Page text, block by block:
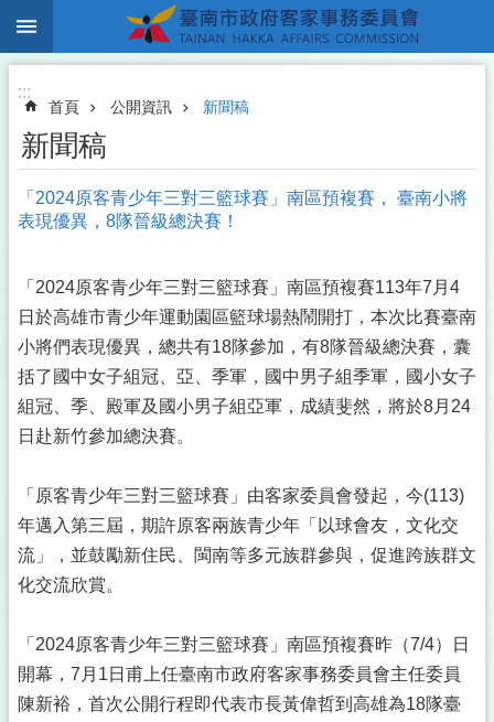
跳到主要內容區塊
:::
首頁 公開資訊 新聞稿
新聞稿
「2024原客青少年三對三籃球賽」南區預複賽， 臺南小將
表現優異，8隊晉級總決賽！
「2024原客青少年三對三籃球賽」南區預複賽113年7月4
日於高雄市青少年運動園區籃球場熱鬧開打，本次比賽臺南
小將們表現優異，總共有18隊參加，有8隊晉級總決賽，囊
括了國中女子組冠、亞、季軍，國中男子組季軍，國小女子
組冠、季、殿軍及國小男子組亞軍，成績斐然，將於8月24
日赴新竹參加總決賽。
「原客青少年三對三籃球賽」由客家委員會發起，今(113)
年邁入第三屆，期許原客兩族青少年「以球會友，文化交
流」，並鼓勵新住民、閩南等多元族群參與，促進跨族群文
化交流欣賞。
「2024原客青少年三對三籃球賽」南區預複賽昨（7/4）日
開幕，7月1日甫上任臺南市政府客家事務委員會主任委員
陳新裕，首次公開行程即代表市長黃偉哲到高雄為18隊臺